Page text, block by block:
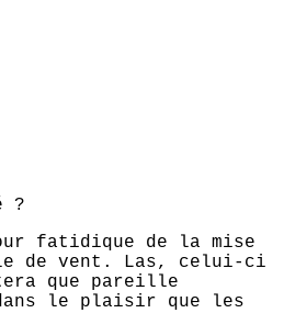
?
fatidique de la mise
de vent. Las, celui-ci
que pareille
le plaisir que les